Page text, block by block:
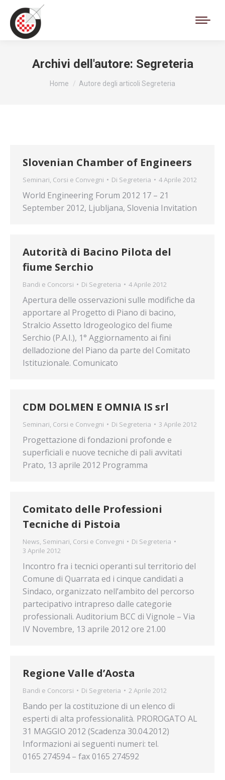
Archivi dell'autore: Segreteria
Tu sei qui:
Home Autore degli articoli Segreteria
Slovenian Chamber of Engineers
Seminari, Corsi e Convegni Di Segreteria 4 Aprile 2012
World Engineering Forum 2012 17 – 21
September 2012, Ljubljana, Slovenia Invitation
Autorità di Bacino Pilota del
fiume Serchio
Bandi e Concorsi Di Segreteria 4 Aprile 2012
Apertura delle osservazioni sulle modifiche da
apportare al Progetto di Piano di bacino,
Stralcio Assetto Idrogeologico del fiume
Serchio (P.A.I.), 1° Aggiornamento ai fini
delladozione del Piano da parte del Comitato
Istituzionale. Comunicato
CDM DOLMEN E OMNIA IS srl
Seminari, Corsi e Convegni Di Segreteria 3 Aprile 2012
Progettazione di fondazioni profonde e
superficiali e nuove tecniche di pali avvitati
Prato, 13 aprile 2012 Programma
Comitato delle Professioni
Tecniche di Pistoia
News, Seminari, Corsi e Convegni Di Segreteria
3 Aprile 2012
Incontro fra i tecnici operanti sul territorio del
Comune di Quarrata ed i cinque candidati a
Sindaco, organizzato nell’ambito del percorso
partecipativo intrapreso dalle categorie
professionali. Auditorium BCC di Vignole – Via
IV Novembre, 13 aprile 2012 ore 21.00
Regione Valle d’Aosta
Bandi e Concorsi Di Segreteria 2 Aprile 2012
Bando per la costituzione di un elenco di
esperti di alta professionalità. PROROGATO AL
31 MAGGIO 2012 (Scadenza 30.04.2012)
Informazioni ai seguenti numeri: tel.
0165 274594 – fax 0165 274592